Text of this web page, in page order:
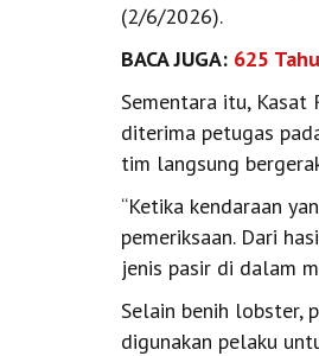
(2/6/2026).
BACA JUGA: 625
Sementara itu, Kasat
diterima petugas
tim langsung
“Ketika kendaraan
pemeriksaan. Dari
jenis pasir di dalam
Selain benih lobster,
digunakan pelaku